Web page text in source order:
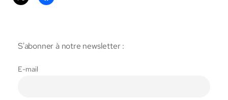
S'abonner à notre newsletter :
E-mail